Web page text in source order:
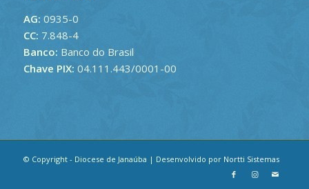
AG: 0935-0
CC: 7.848-4
Banco: Banco do Brasil
Chave PIX: 04.111.443/0001-00
© Copyright - Diocese de Janaúba | Desenvolvido por Nortti Sistemas